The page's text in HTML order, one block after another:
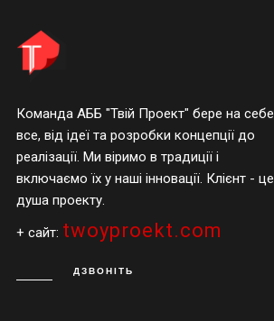
Команда АББ "Твій Проект" бере на себе
все, від ідеї та розробки концепції до
реалізації. Ми віримо в традиції і
включаємо їх у наші інновації. Клієнт - це
душа проекту.
+ сайт: twoyproekt.com
ДЗВОНІТЬ